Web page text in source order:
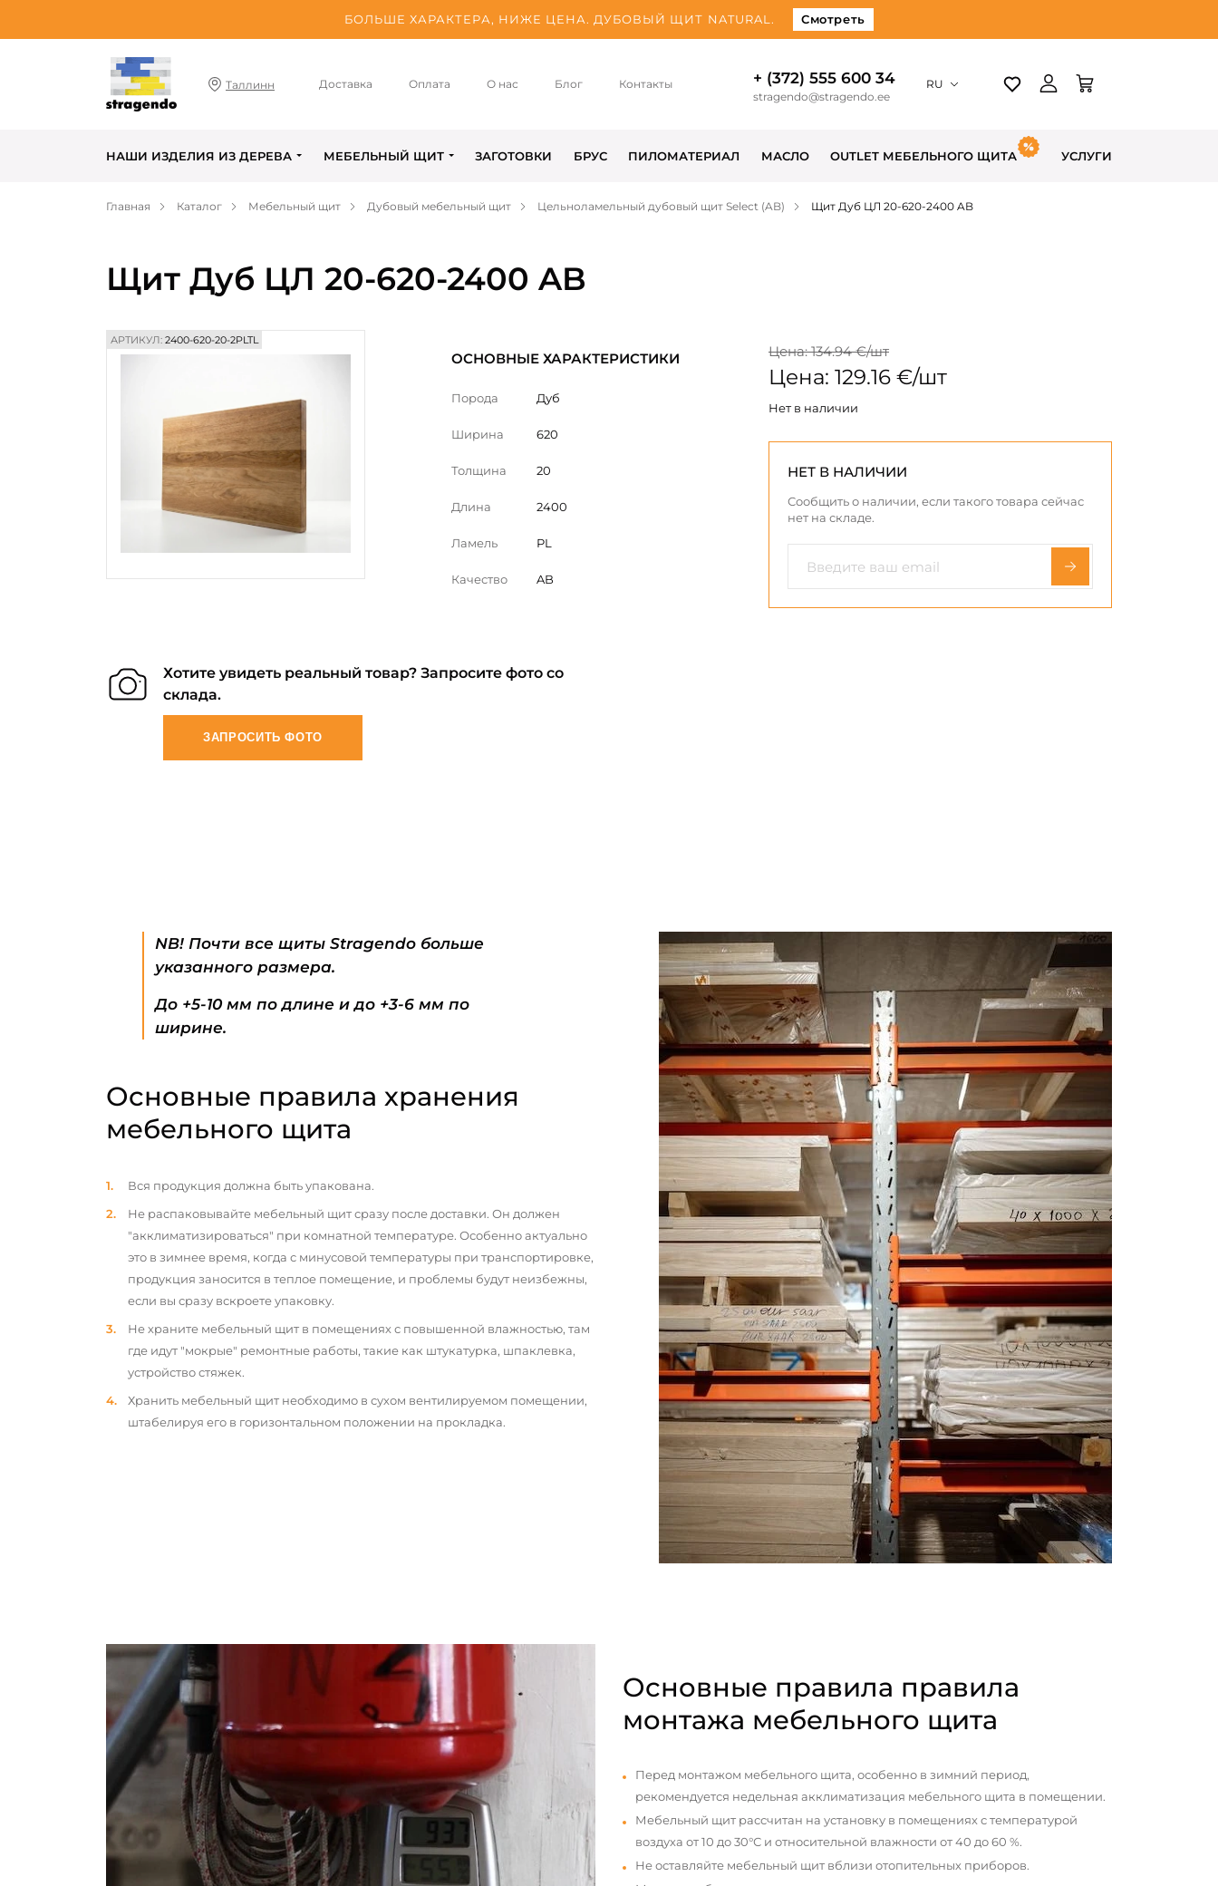
БОЛЬШЕ ХАРАКТЕРА, НИЖЕ ЦЕНА. ДУБОВЫЙ ЩИТ NATURAL. Смотреть
Таллинн Доставка Оплата О нас Блог Контакты + (372) 555 600 34
stragendo@stragendo.ee
RU
НАШИ ИЗДЕЛИЯ ИЗ ДЕРЕВА МЕБЕЛЬНЫЙ ЩИТ ЗАГОТОВКИ БРУС ПИЛОМАТЕРИАЛ МАСЛО OUTLET МЕБЕЛЬНОГО ЩИТА УСЛУГИ
Главная Каталог Мебельный щит Дубовый мебельный щит Цельноламельный дубовый щит Select (AB) Щит Дуб ЦЛ 20-620-2400 AB
Щит Дуб ЦЛ 20-620-2400 AB
АРТИКУЛ: 2400-620-20-2PLTL
ОСНОВНЫЕ ХАРАКТЕРИСТИКИ
Порода Дуб
Ширина 620
Толщина 20
Длина 2400
Ламель PL
Качество AB
Цена: 134.94 €/шт
Цена: 129.16 €/шт
Нет в наличии
НЕТ В НАЛИЧИИ
Сообщить о наличии, если такого товара сейчас
нет на складе.
Хотите увидеть реальный товар? Запросите фото со
склада.
ЗАПРОСИТЬ ФОТО
NB! Почти все щиты Stragendo больше
указанного размера.
До +5-10 мм по длине и до +3-6 мм по
ширине.
Основные правила хранения
мебельного щита
Вся продукция должна быть упакована.
Не распаковывайте мебельный щит сразу после доставки. Он должен
"акклиматизироваться" при комнатной температуре. Особенно актуально
это в зимнее время, когда с минусовой температуры при транспортировке,
продукция заносится в теплое помещение, и проблемы будут неизбежны,
если вы сразу вскроете упаковку.
Не храните мебельный щит в помещениях с повышенной влажностью, там
где идут "мокрые" ремонтные работы, такие как штукатурка, шпаклевка,
устройство стяжек.
Хранить мебельный щит необходимо в сухом вентилируемом помещении,
штабелируя его в горизонтальном положении на прокладка.
Основные правила правила
монтажа мебельного щита
Перед монтажом мебельного щита, особенно в зимний период,
рекомендуется недельная акклиматизация мебельного щита в помещении.
Мебельный щит рассчитан на установку в помещениях с температурой
воздуха от 10 до 30°С и относительной влажности от 40 до 60 %.
Не оставляйте мебельный щит вблизи отопительных приборов.